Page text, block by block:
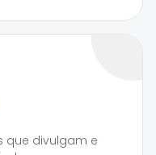
que divulgam e